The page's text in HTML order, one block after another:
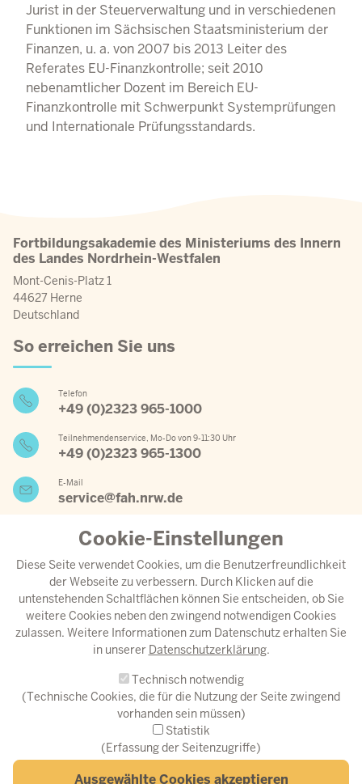
Jurist in der Steuerverwaltung und in verschiedenen
Funktionen im Sächsischen Staatsministerium der
Finanzen, u. a. von 2007 bis 2013 Leiter des
Referates EU-Finanzkontrolle; seit 2010
nebenamtlicher Dozent im Bereich EU-
Finanzkontrolle mit Schwerpunkt Systemprüfungen
und Internationale Prüfungsstandards.
Fortbildungsakademie des Ministeriums des Innern
des Landes Nordrhein-Westfalen
Mont-Cenis-Platz 1
44627 Herne
Deutschland
So erreichen Sie uns
Telefon
+49 (0)2323 965-1000
Teilnehmendenservice, Mo-Do von 9-11:30 Uhr
+49 (0)2323 965-1300
E-Mail
service@fah.nrw.de
Wichtige Links
Jahresprogramm 2026
Aktueller Speiseplan
Anreise
© Fortbildungsakademie des Ministeriums des Innern NRW
Fußzeilenmenü
Erklärung zur Barrierefreiheit Barriere melden
Datenschutz
Cookie-Einstellungen
Diese Seite verwendet Cookies, um die Benutzerfreundlichkeit
der Webseite zu verbessern. Durch Klicken auf die
untenstehenden Schaltflächen können Sie entscheiden, ob Sie
weitere Cookies neben den zwingend notwendigen Cookies
zulassen. Weitere Informationen zum Datenschutz erhalten Sie
in unserer Datenschutzerklärung.
Technisch notwendig
(Technische Cookies, die für die Nutzung der Seite zwingend
vorhanden sein müssen)
Statistik
(Erfassung der Seitenzugriffe)
Ausgewählte Cookies akzeptieren